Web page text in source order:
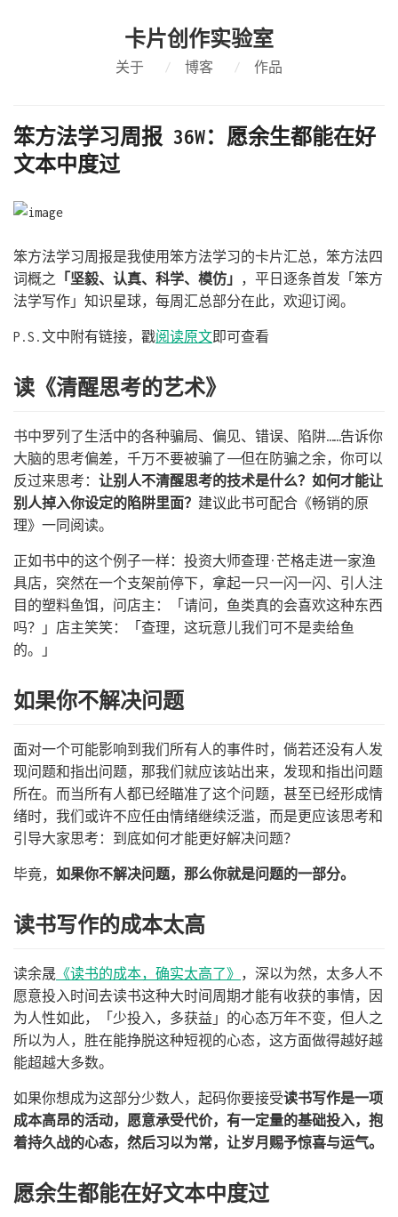
卡片创作实验室
关于 / 博客 / 作品
笨方法学习周报 36W：愿余生都能在好
文本中度过
笨方法学习周报是我使用笨方法学习的卡片汇总，笨方法四
词概之
「坚毅、认真、科学、模仿」
，平日逐条首发「笨方
法学写作」知识星球，每周汇总部分在此，欢迎订阅。
P.S.文中附有链接，戳阅读原文即可查看
读《清醒思考的艺术》
书中罗列了生活中的各种骗局、偏见、错误、陷阱……告诉你
大脑的思考偏差，千万不要被骗了——但在防骗之余，你可以
反过来思考： 让别人不清醒思考的技术是什么？如何才能让
别人掉入你设定的陷阱里面？ 建议此书可配合《畅销的原
理》一同阅读。
正如书中的这个例子一样：投资大师查理·芒格走进一家渔
具店，突然在一个支架前停下，拿起一只一闪一闪、引人注
目的塑料鱼饵，问店主：「请问，鱼类真的会喜欢这种东西
吗？」店主笑笑：「查理，这玩意儿我们可不是卖给鱼
的。」
如果你不解决问题
面对一个可能影响到我们所有人的事件时，倘若还没有人发
现问题和指出问题，那我们就应该站出来，发现和指出问题
所在。而当所有人都已经瞄准了这个问题，甚至已经形成情
绪时，我们或许不应任由情绪继续泛滥，而是更应该思考和
引导大家思考：到底如何才能更好解决问题？
毕竟， 如果你不解决问题，那么你就是问题的一部分​​​​。
读书写作的成本太高
读余晟 《读书的成本，确实太高了》 ，深以为然，太多人不
愿意投入时间去读书这种大时间周期才能有收获的事情，因
为人性如此，「少投入，多获益」的心态万年不变，但人之
所以为人，胜在能挣脱这种短视的心态，这方面做得越好越
能超越大多数。
如果你想成为这部分少数人，起码你要接受读书写作是一项
成本高昂的活动，愿意承受代价，有一定量的基础投入，抱
着持久战的心态，然后习以为常，让岁月赐予惊喜与运气。
愿余生都能在好文本中度过